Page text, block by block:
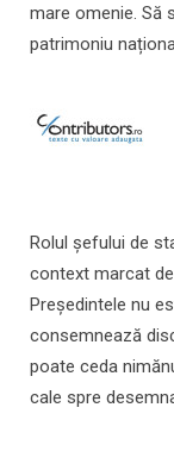
mare omenie. Să
patrimoniu
Rolul şefului de
context marcat
Preşedintele nu
consemnează
poate ceda
cale spre